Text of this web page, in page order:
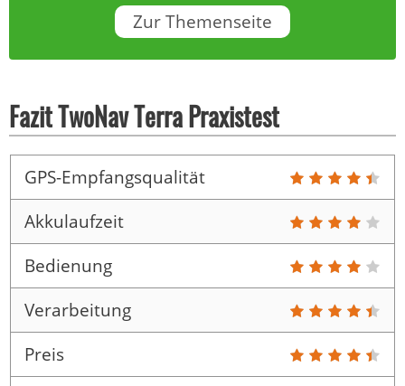
Zur Themenseite
Fazit TwoNav Terra Praxistest
GPS-Empfangsqualität
Akkulaufzeit
Bedienung
Verarbeitung
Preis